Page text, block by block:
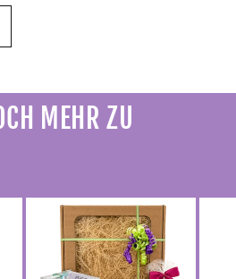
MEHR ZU